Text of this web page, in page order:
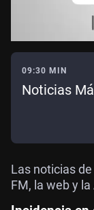
09:30 MIN
Noticias
Las noticias
FM, la web y